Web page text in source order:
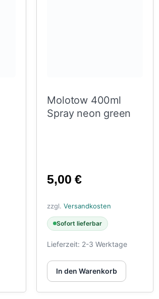
Molotow 400ml
Spray neon green
5,00€
zzgl.Versandkosten
Sofort lieferbar
Lieferzeit: 2-3 Werktage
In den Warenkorb